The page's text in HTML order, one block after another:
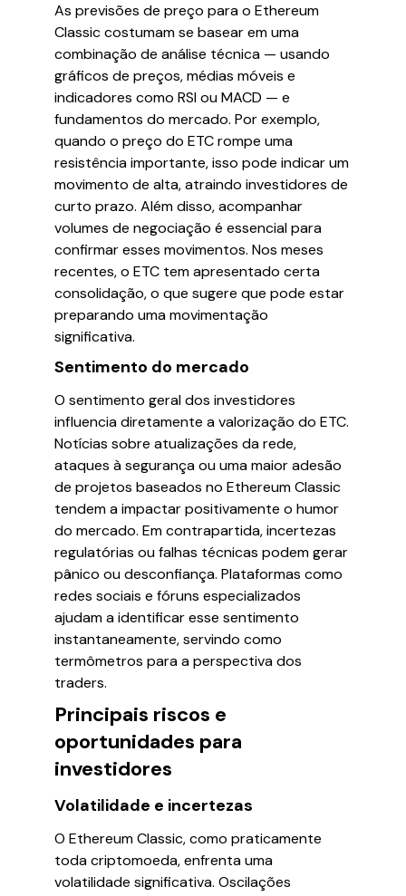
As previsões de preço para o Ethereum
Classic costumam se basear em uma
combinação de análise técnica — usando
gráficos de preços, médias móveis e
indicadores como RSI ou MACD — e
fundamentos do mercado. Por exemplo,
quando o preço do ETC rompe uma
resistência importante, isso pode indicar um
movimento de alta, atraindo investidores de
curto prazo. Além disso, acompanhar
volumes de negociação é essencial para
confirmar esses movimentos. Nos meses
recentes, o ETC tem apresentado certa
consolidação, o que sugere que pode estar
preparando uma movimentação
significativa.
Sentimento do mercado
O sentimento geral dos investidores
influencia diretamente a valorização do ETC.
Notícias sobre atualizações da rede,
ataques à segurança ou uma maior adesão
de projetos baseados no Ethereum Classic
tendem a impactar positivamente o humor
do mercado. Em contrapartida, incertezas
regulatórias ou falhas técnicas podem gerar
pânico ou desconfiança. Plataformas como
redes sociais e fóruns especializados
ajudam a identificar esse sentimento
instantaneamente, servindo como
termômetros para a perspectiva dos
traders.
Principais riscos e
oportunidades para
investidores
Volatilidade e incertezas
O Ethereum Classic, como praticamente
toda criptomoeda, enfrenta uma
volatilidade significativa. Oscilações